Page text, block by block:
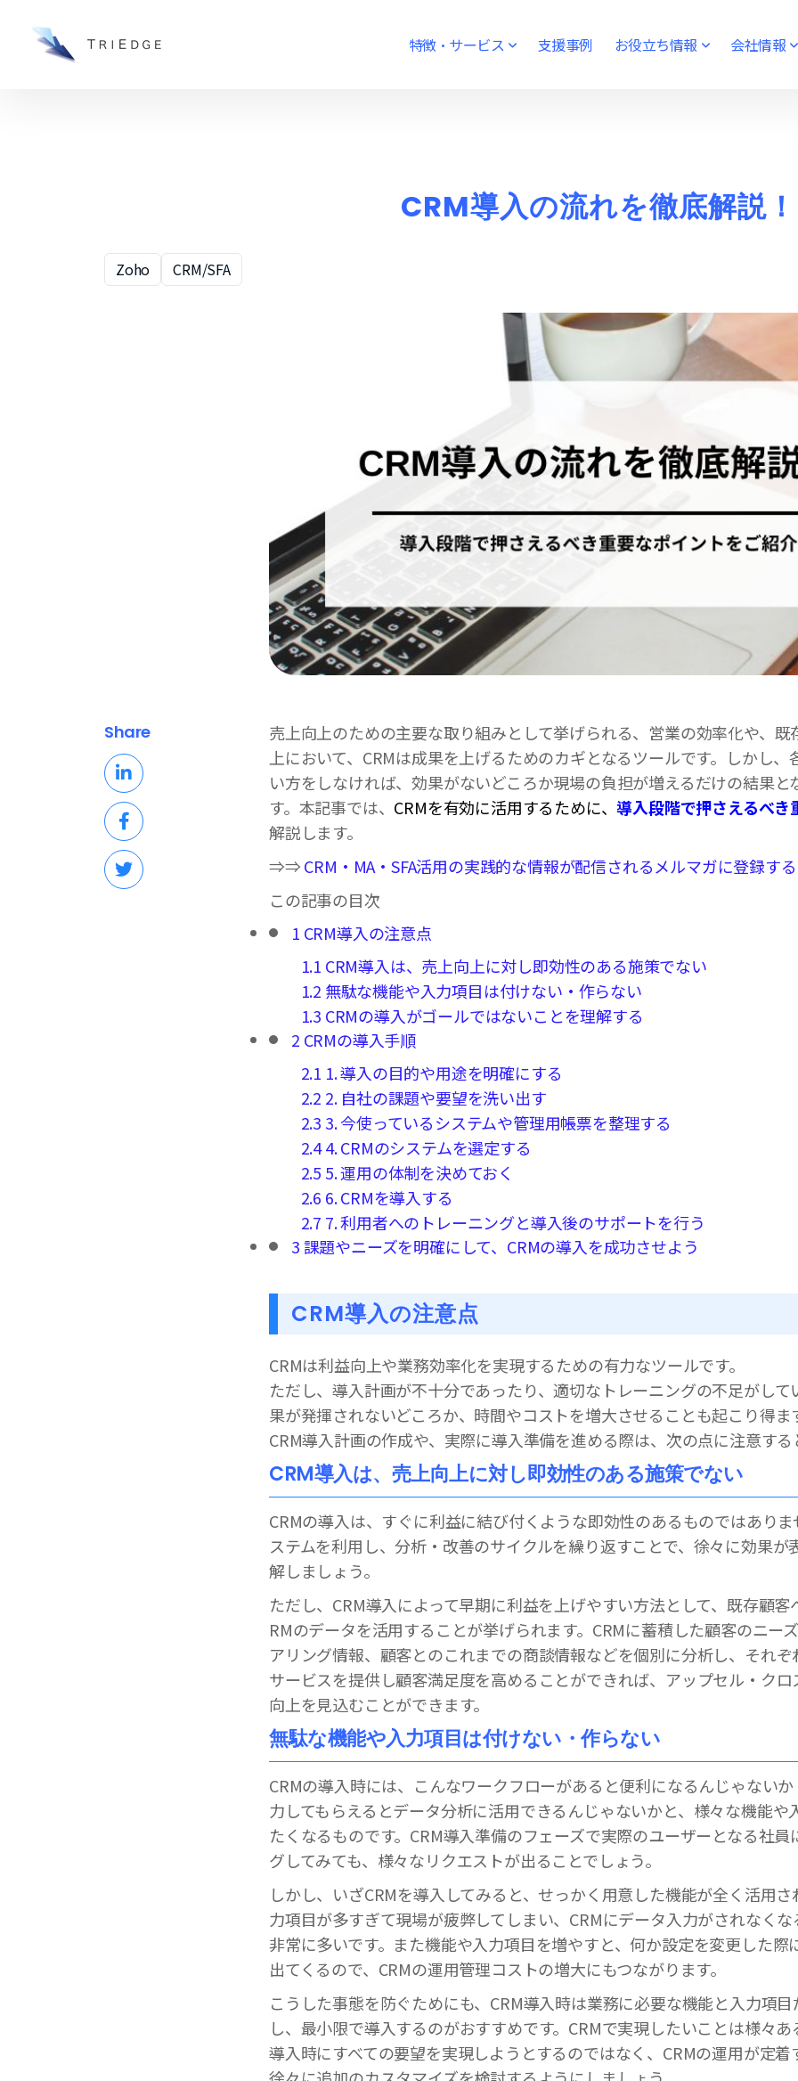
特徴・サービス 支援事例 お役立ち情報 会社情報
CRM導入の流れを徹底解説！
Zoho CRM/SFA
Share
売上向上のための主要な取り組みとして挙げられる、営業の効率化や、既
上において、CRMは成果を上げるためのカギとなるツールです。しかし
い方をしなければ、効果がないどころか現場の負担が増えるだけの結果と
す。本記事では、 CRMを有効に活用するために、導入段階で押さえるべき
解説します。
⇒⇒CRM・MA・SFA活用の実践的な情報が配信されるメルマガに登録する
この記事の目次
1 CRM導入の注意点
1.1 CRM導入は、売上向上に対し即効性のある施策でない
1.2 無駄な機能や入力項目は付けない・作らない
1.3 CRMの導入がゴールではないことを理解する
2 CRMの導入手順
2.1 1. 導入の目的や用途を明確にする
2.2 2. 自社の課題や要望を洗い出す
2.3 3. 今使っているシステムや管理用帳票を整理する
2.44. CRMのシステムを選定する
2.5 5. 運用の体制を決めておく
2.6 6. CRMを導入する
2.7 7. 利用者へのトレーニングと導入後のサポートを行う
3課題やニーズを明確にして、CRMの導入を成功させよう
CRM導入の注意点
CRMは利益向上や業務効率化を実現するための有力なツールです。
ただし、導入計画が不十分であったり、適切なトレーニングの不足がして
果が発揮されないどころか、時間やコストを増大させることも起こり得ま
CRM導入計画の作成や、実際に導入準備を進める際は、次の点に注意する
CRM導入は、売上向上に対し即効性のある施策でない
CRMの導入は、すぐに利益に結び付くような即効性のあるものではあり
ステムを利用し、分析・改善のサイクルを繰り返すことで、徐々に効果が
解しましょう。
ただし、CRM導入によって早期に利益を上げやすい方法として、既存顧客
RMのデータを活用することが挙げられます。CRMに蓄積した顧客のニー
アリング情報、顧客とのこれまでの商談情報などを個別に分析し、それぞ
サービスを提供し顧客満足度を高めることができれば、アップセル・クロ
向上を見込むことができます。
無駄な機能や入力項目は付けない・作らない
CRMの導入時には、こんなワークフローがあると便利になるんじゃない
力してもらえるとデータ分析に活用できるんじゃないかと、様々な機能や
たくなるものです。CRM導入準備のフェーズで実際のユーザーとなる社
グしてみても、様々なリクエストが出ることでしょう。
しかし、いざCRMを導入してみると、せっかく用意した機能が全く活用さ
力項目が多すぎて現場が疲弊してしまい、CRMにデータ入力がされなく
非常に多いです。また機能や入力項目を増やすと、何か設定を変更した際
出てくるので、CRMの運用管理コストの増大にもつながります。
こうした事態を防ぐためにも、CRM導入時は業務に必要な機能と入力項
し、最小限で導入するのがおすすめです。CRMで実現したいことは様々あ
導入時にすべての要望を実現しようとするのではなく、CRMの運用が定着